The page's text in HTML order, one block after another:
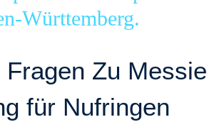
Württemberg.
Fragen Zu Messie
für Nufringen